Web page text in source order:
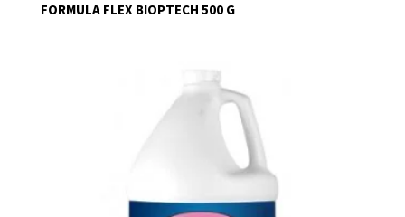
FORMULA FLEX BIOPTECH 500 G